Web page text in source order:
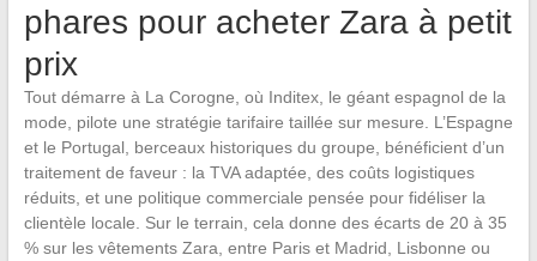
phares pour acheter Zara à petit
prix
Tout démarre à La Corogne, où Inditex, le géant espagnol de la
mode, pilote une stratégie tarifaire taillée sur mesure. L’Espagne
et le Portugal, berceaux historiques du groupe, bénéficient d’un
traitement de faveur : la TVA adaptée, des coûts logistiques
réduits, et une politique commerciale pensée pour fidéliser la
clientèle locale. Sur le terrain, cela donne des écarts de 20 à 35
% sur les vêtements Zara, entre Paris et Madrid, Lisbonne ou